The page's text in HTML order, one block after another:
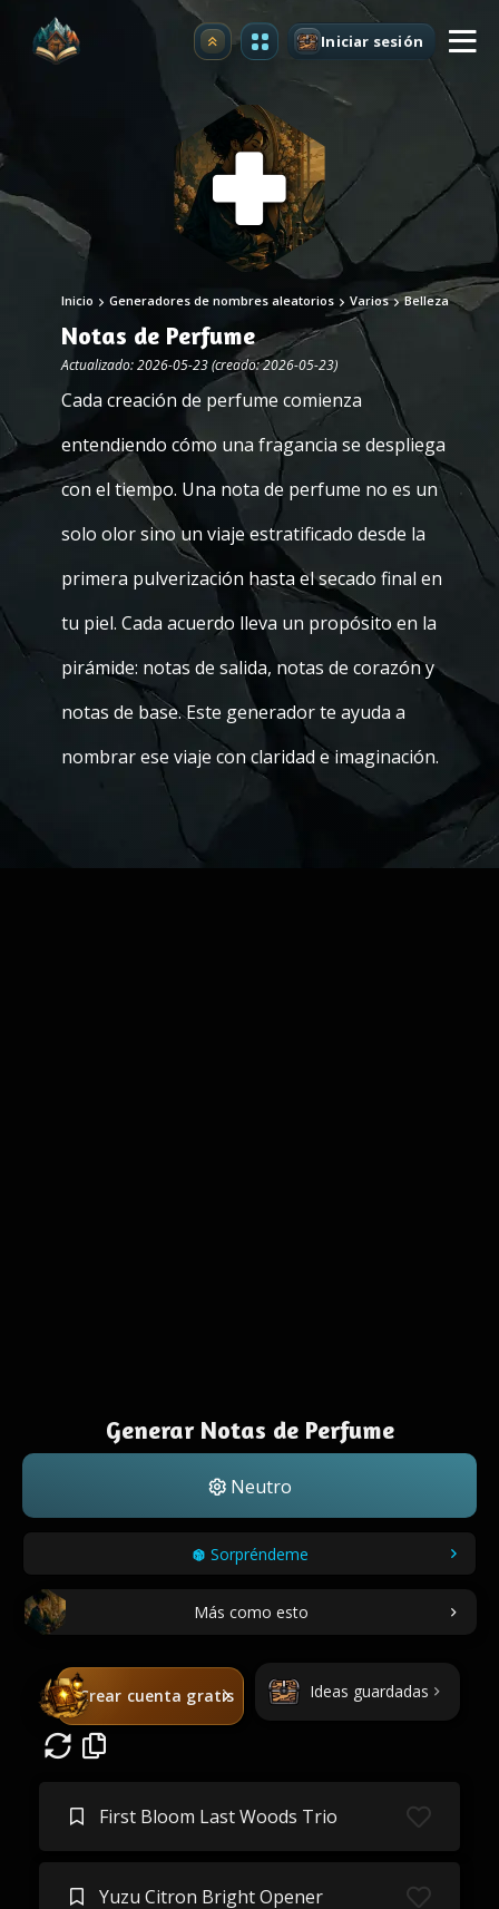
Mejorar Iniciar sesión
Inicio Generadores de nombres aleatorios Varios Belleza
Notas de Perfume
Actualizado: 2026-05-23 (creado: 2026-05-23)
Cada creación de perfume comienza
entendiendo cómo una fragancia se despliega
con el tiempo. Una nota de perfume no es un
solo olor sino un viaje estratificado desde la
primera pulverización hasta el secado final en
tu piel. Cada acuerdo lleva un propósito en la
pirámide: notas de salida, notas de corazón y
notas de base. Este generador te ayuda a
nombrar ese viaje con claridad e imaginación.
Generar Notas de Perfume
Neutro
Sorpréndeme
Más como esto
Crear cuenta gratis Ideas guardadas
First Bloom Last Woods Trio
Yuzu Citron Bright Opener